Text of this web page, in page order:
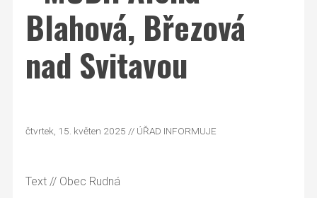
Blahová, Březová
nad Svitavou
čtvrtek, 15. květen 2025 // ÚŘAD INFORMUJE
Text // Obec Rudná